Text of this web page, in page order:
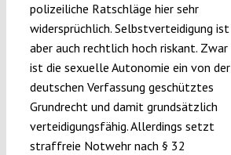
polizeiliche Ratschläge hier sehr
widersprüchlich. Selbstverteidigung ist
aber auch rechtlich hoch riskant. Zwar
ist die sexuelle Autonomie ein von der
deutschen Verfassung geschütztes
Grundrecht und damit grundsätzlich
verteidigungsfähig. Allerdings setzt
straffreie Notwehr nach § 32